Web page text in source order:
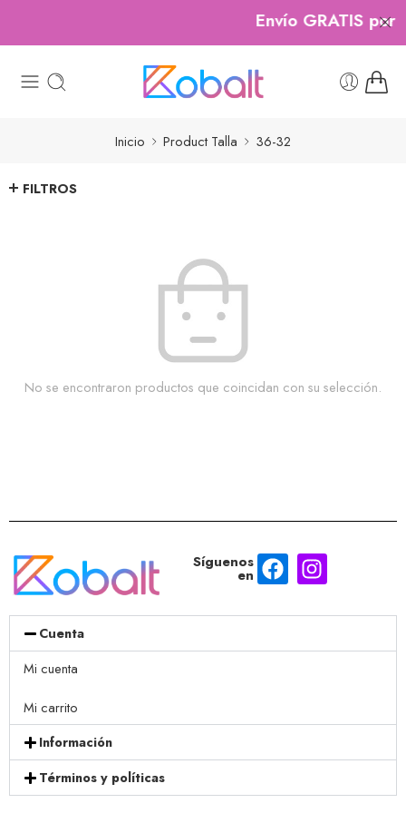
Envío GRATIS
Inicio Product Talla 36-32
FILTROS
No se encontraron productos que coincidan con su selección.
Síguenos
en
Cuenta
Mi cuenta
Mi carrito
Información
Términos y políticas